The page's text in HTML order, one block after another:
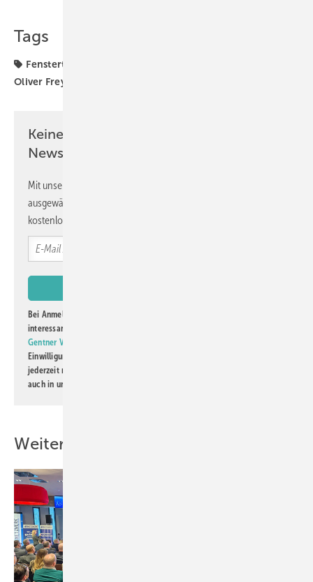
Tags
Fenstertage
Oliver Frey
Keine Zeit? Kein Problem mit dem GW
Newsletter!
Mit unserem Newsletter erhalten Sie regelmäßig von uns
ausgewählte Informationen und Neuigkeiten, gebündelt und
kostenlos direkt ins Postfach.
Bei Anmeldung zu diesem Newsletter bin ich damit einverstanden, über
interessante Verlags- und Online-Angebote
Gentner Verlag GmbH & Co. KG
Einwilligung kann ich jederzeit widerrufen und eine Abmeldung ist
jederzeit möglich. Informationen zum Umgang mit Daten finden Sie
auch in unserer
Weitere Inhalte